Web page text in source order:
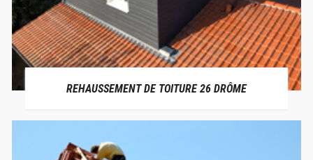
REHAUSSEMENT DE TOITURE 26 DRÔME